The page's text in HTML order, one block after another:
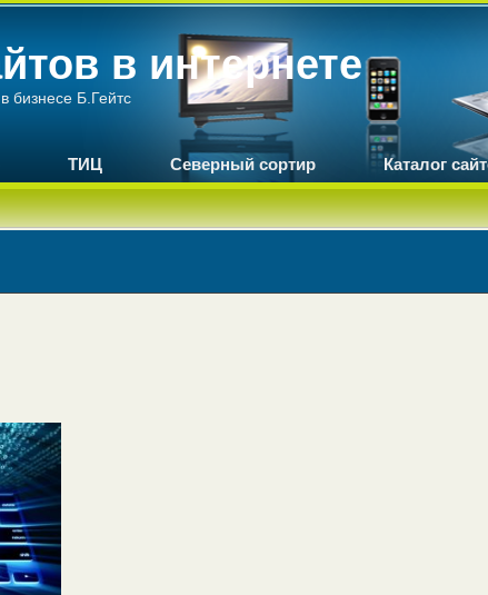
в интернете
бизнесе Б.Гейтс
ТИЦ Северный сортир Каталог